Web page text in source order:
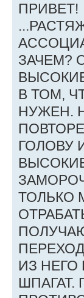
ПРИВЕТ!
ЗАЧЕМ?
В ТОМ,
НУЖЕН.
ГОЛОВУ
ТОЛЬКО
ИЗ